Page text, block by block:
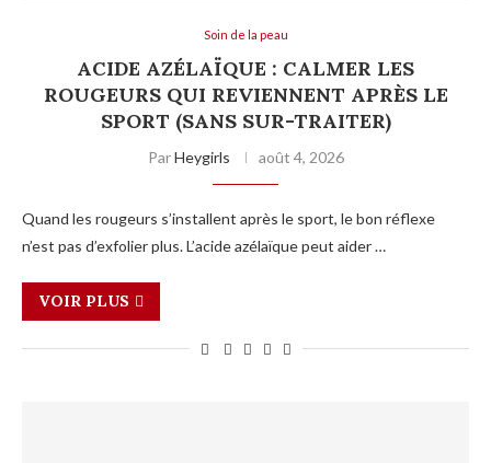
Soin de la peau
ACIDE AZÉLAÏQUE : CALMER LES
ROUGEURS QUI REVIENNENT APRÈS LE
SPORT (SANS SUR-TRAITER)
ParHeygirls août 4, 2026
Quand les rougeurs s’installent après le sport, le bon réflexe
n’est pas d’exfolier plus. L’acide azélaïque peut aider …
VOIR PLUS